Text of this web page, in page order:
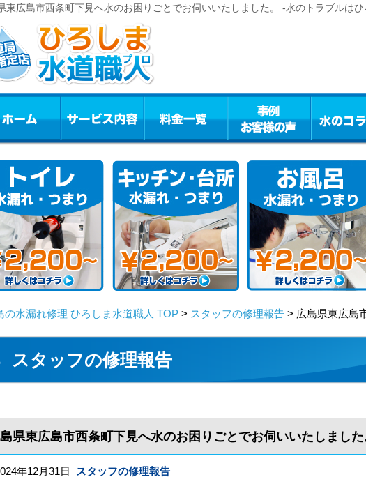
東広島市西条町下見へ水のお困りごとでお伺いいたしました。 -水のトラブルはひ
の水漏れ修理 ひろしま水道職人 TOP > スタッフの修理報告 > 広島県東広島
スタッフの修理報告
県東広島市西条町下見へ水のお困りごとでお伺いいたしました
年12月31日 スタッフの修理報告